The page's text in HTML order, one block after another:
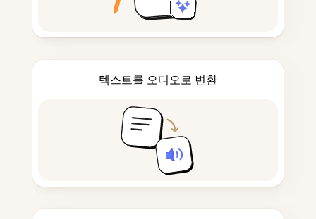
텍스트를 오디오로 변환